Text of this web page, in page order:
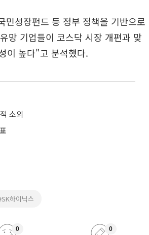
성장펀드 등 정부 정책을 기반으로
망 기업들이 코스닥 시장 개편과 맞
이 높다"고 분석했다.
소외
하이닉스
0 0